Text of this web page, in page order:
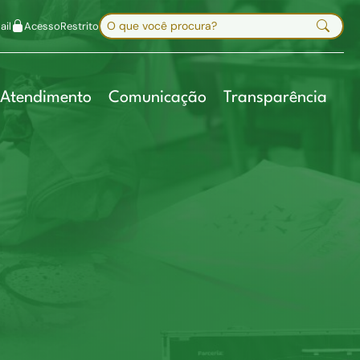
Mapa do site
AcessoRestritoBuscar no site
Atendimento Comunicação Transparência